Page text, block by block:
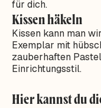
für dich.
Kissen häkeln
Kissen kann man
Exemplar mit
zauberhaften
Einrichtungsstil.
Hier kannst du